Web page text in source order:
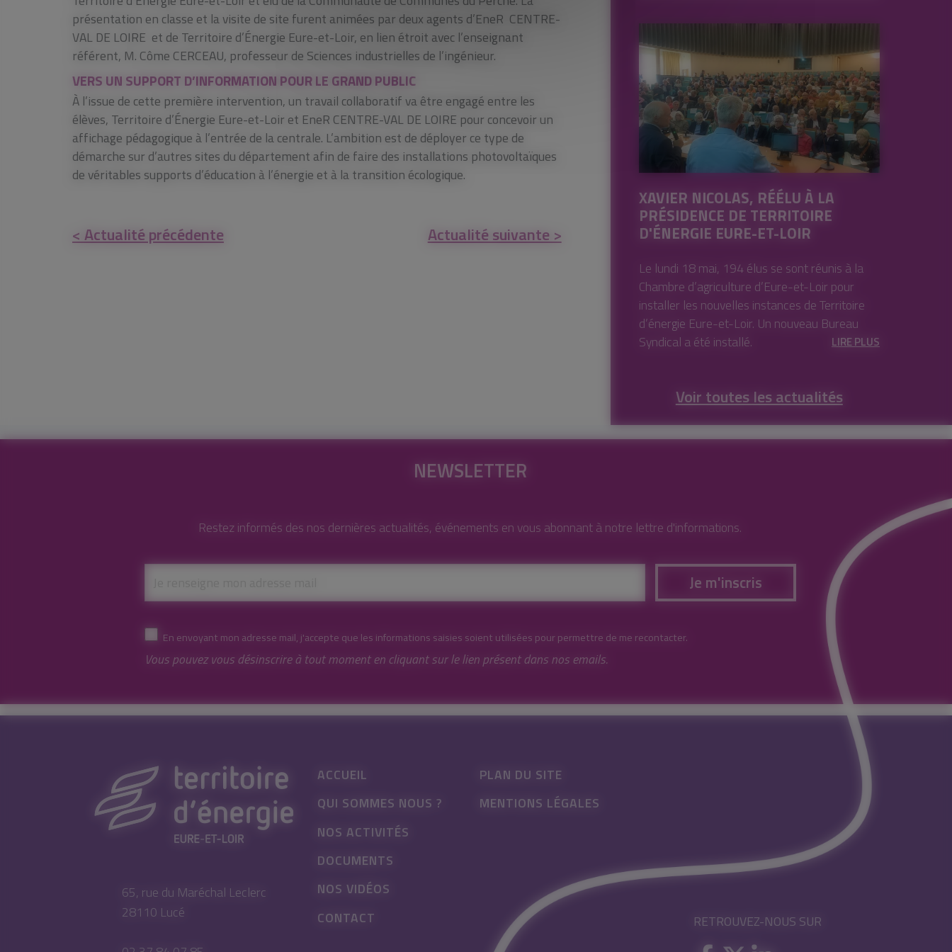
présentation en classe et la visite de site furent animées par deux agents d’EneR CENTRE-
VAL DE LOIRE et de Territoire d’Énergie Eure-et-Loir, en lien étroit avec l’enseignant
référent, M. Côme CERCEAU, professeur de Sciences industrielles de l’ingénieur.
​VERS UN SUPPORT D’INFORMATION POUR LE GRAND PUBLIC
À l’issue de cette première intervention, un travail collaboratif va être engagé entre les
élèves, Territoire d’Énergie Eure-et-Loir et EneR CENTRE-VAL DE LOIRE pour concevoir un
affichage pédagogique à l’entrée de la centrale. L’ambition est de déployer ce type de
démarche sur d’autres sites du département afin de faire des installations photovoltaïques
de véritables supports d’éducation à l’énergie et à la transition écologique.
< Actualité précédente Actualité suivante >
XAVIER NICOLAS, RÉÉLU À LA
PRÉSIDENCE DE TERRITOIRE
D'ÉNERGIE EURE-ET-LOIR
Le lundi 18 mai, 194 élus se sont réunis à la
Chambre d’agriculture d’Eure-et-Loir pour
installer les nouvelles instances de Territoire
d’énergie Eure-et-Loir. Un nouveau Bureau
Syndical a été installé.
LIRE PLUS
Voir toutes les actualités
NEWSLETTER
Restez informés des nos dernières actualités, événements en vous abonnant à notre lettre d'informations.
Je m'inscris
En envoyant mon adresse mail, j'accepte que les informations saisies soient utilisées pour permettre de me recontacter.
Vous pouvez vous désinscrire à tout moment en cliquant sur le lien présent dans nos emails.
65, rue du Maréchal Leclerc
28110 Lucé
ACCUEIL
QUI SOMMES NOUS ?
NOS ACTIVITÉS
DOCUMENTS
NOS VIDÉOS
CONTACT
PLAN DU SITE
MENTIONS LÉGALES
RETROUVEZ-NOUS SUR